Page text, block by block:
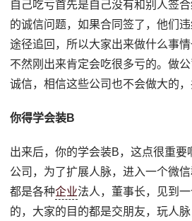
自己吃亏首先是自己没有和别人签
的诚信问题，如果合同签了，他们
途径追回，所以大家出来做什么事情
不然刚出来肯定会吃很多亏的。做
诚信，相信这些公司也不会做大的
你得学会装B
出来后，你的学会装B，这点很重要
公司，为了扩展人脉，进入一个微
都是各种企业法人，董事长，见到
的，大家的目的都是交朋友，玩人脉